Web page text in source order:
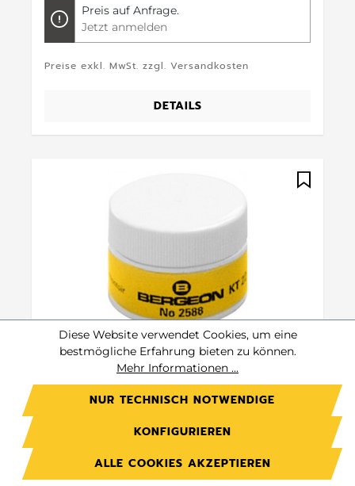
Preis auf Anfrage.
Jetzt anmelden
Preise exkl. MwSt. zzgl. Versandkosten
DETAILS
Bergeon # 2588.50BG
Bergeon Fett für jeden Gebrauch
10 gramm
Preis auf Anfrage.
Diese Website verwendet Cookies, um eine
bestmögliche Erfahrung bieten zu können.
Mehr Informationen ...
NUR TECHNISCH NOTWENDIGE
KONFIGURIEREN
ALLE COOKIES AKZEPTIEREN